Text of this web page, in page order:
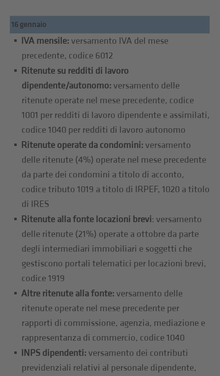
16 gennaio
IVA mensile:versamento IVA del mese
precedente, codice 6012
Ritenute su redditi di lavoro
dipendente/autonomo: versamento delle
ritenute operate nel mese precedente, codice
1001 per redditi di lavoro dipendente e assimilati,
codice 1040 per redditi di lavoro autonomo
Ritenute operate da condomini: versamento
delle ritenute (4%) operate nel mese precedente
da parte dei condomini a titolo di acconto,
codice tributo 1019 a titolo di IRPEF, 1020 a titolo
di IRES
Ritenute alla fonte locazioni brevi: versamento
delle ritenute (21%) operate a ottobre da parte
degli intermediari immobiliari e soggetti che
gestiscono portali telematici per locazioni brevi,
codice 1919
Altre ritenute alla fonte: versamento delle
ritenute operate nel mese precedente per
rapporti di commissione, agenzia, mediazione e
rappresentanza di commercio, codice 1040
INPS dipendenti: versamento dei contributi
previdenziali relativi al personale dipendente,